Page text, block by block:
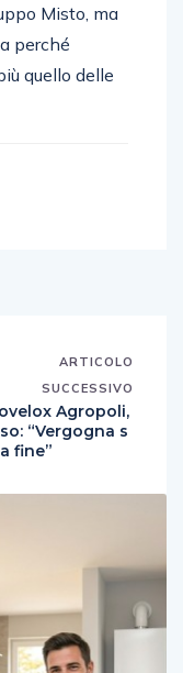
Misto, ma
perché
quello delle
ARTICOLO
SUCCESSIVO
Agropoli,
“Vergogna s
fine”